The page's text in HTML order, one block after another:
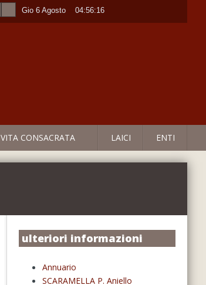
Gio 6 Agosto ----04:56:17
VITA CONSACRATA LAICI ENTI
ulteriori informazioni
Annuario
SCARAMELLA P. Aniello